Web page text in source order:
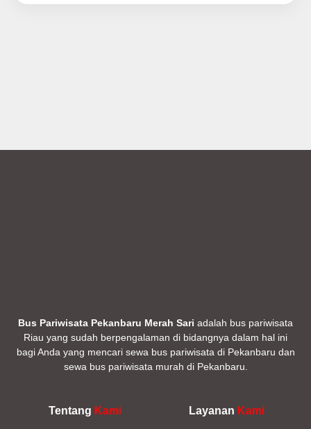
Bus Pariwisata Pekanbaru Merah Sari adalah bus pariwisata
Riau yang sudah berpengalaman di bidangnya dalam hal ini
bagi Anda yang mencari sewa bus pariwisata di Pekanbaru dan
sewa bus pariwisata murah di Pekanbaru.
Tentang Kami Layanan Kami